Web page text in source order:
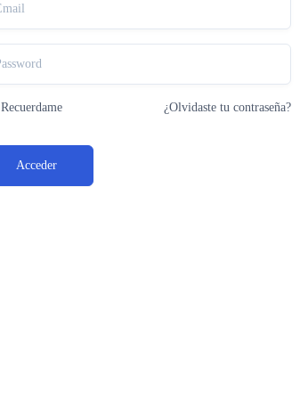
Recuerdame ¿Olvidaste tu contraseña?
Acceder